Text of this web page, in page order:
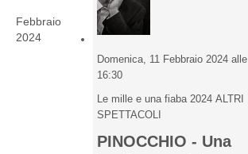
Febbraio
2024
Domenica, 11 Febbraio 2024 alle
16:30
Le mille e una fiaba 2024 ALTRI
SPETTACOLI
PINOCCHIO - Una